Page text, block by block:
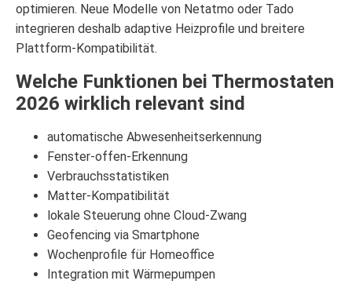
optimieren. Neue Modelle von Netatmo oder Tado
integrieren deshalb adaptive Heizprofile und breitere
Plattform-Kompatibilität.
Welche Funktionen bei Thermostaten
2026 wirklich relevant sind
automatische Abwesenheitserkennung
Fenster-offen-Erkennung
Verbrauchsstatistiken
Matter-Kompatibilität
lokale Steuerung ohne Cloud-Zwang
Geofencing via Smartphone
Wochenprofile für Homeoffice
Integration mit Wärmepumpen